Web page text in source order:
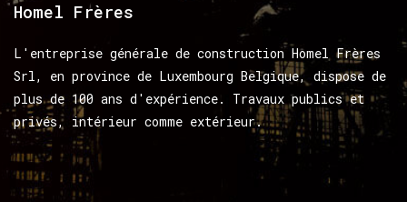
Homel Frères
L'entreprise générale de construction Homel Frères
Srl, en province de Luxembourg Belgique, dispose de
plus de 100 ans d'expérience. Travaux publics et
privés, intérieur comme extérieur.